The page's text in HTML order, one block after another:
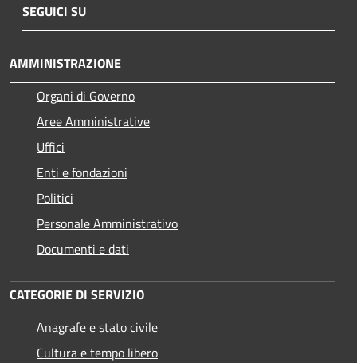
SEGUICI SU
AMMINISTRAZIONE
Organi di Governo
Aree Amministrative
Uffici
Enti e fondazioni
Politici
Personale Amministrativo
Documenti e dati
CATEGORIE DI SERVIZIO
Anagrafe e stato civile
Cultura e tempo libero